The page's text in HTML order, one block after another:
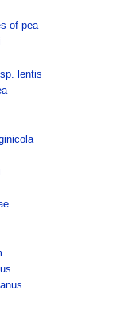
of pea
lentis